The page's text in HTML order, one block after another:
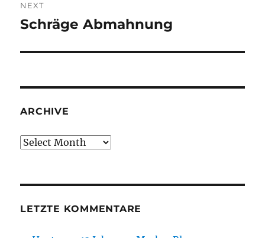
NEXT
Next
Schräge Abmahnung
ARCHIVE
Archive
LETZTE KOMMENTARE